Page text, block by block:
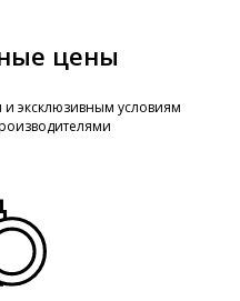
цены
эксклюзивным условиям